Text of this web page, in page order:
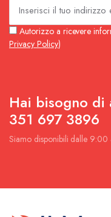
Autorizzo a ricevere
Privacy Policy)
Hai bisogno di
351 697 3896
Siamo disponibili dalle 9:00